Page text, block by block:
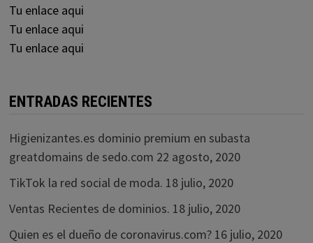
Tu enlace aqui
Tu enlace aqui
Tu enlace aqui
ENTRADAS RECIENTES
Higienizantes.es dominio premium en subasta
greatdomains de sedo.com 22 agosto, 2020
TikTok la red social de moda. 18 julio, 2020
Ventas Recientes de dominios. 18 julio, 2020
Quien es el dueño de coronavirus.com? 16 julio, 2020